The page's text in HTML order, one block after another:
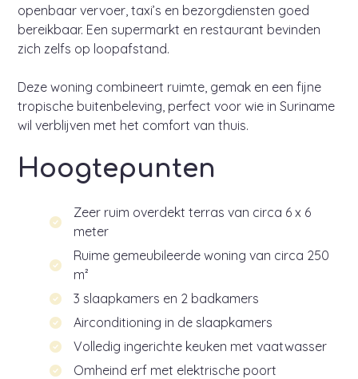
openbaar vervoer, taxi’s en bezorgdiensten goed
bereikbaar. Een supermarkt en restaurant bevinden
zich zelfs op loopafstand.
Deze woning combineert ruimte, gemak en een fijne
tropische buitenbeleving, perfect voor wie in Suriname
wil verblijven met het comfort van thuis.
Hoogtepunten
Zeer ruim overdekt terras van circa 6 x 6
meter
Ruime gemeubileerde woning van circa 250
m²
3 slaapkamers en 2 badkamers
Airconditioning in de slaapkamers
Volledig ingerichte keuken met vaatwasser
Omheind erf met elektrische poort